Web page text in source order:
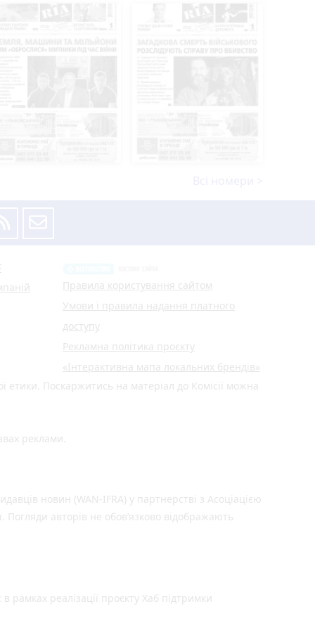
Правила користування сайтом
Умови і правила надання платного
доступу
Рекламна політика проєкту
«Інтерактивна мапа локальних брендів»
етики. Поскаржитись на матеріал до Комісії можна
реклами.
новин (WAN-IFRA) у партнерстві з Асоціацією
Погляди авторів не обов’язково відображають
рамках реалізації проєкту Хаб підтримки